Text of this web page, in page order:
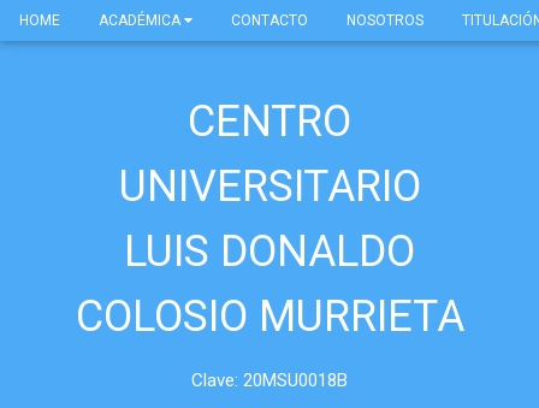
HOME ACADÉMICA CONTACTO NOSOTROS
CENTRO
UNIVERSITARIO
LUIS DONALDO
COLOSIO MURRIETA
Clave: 20MSU0018B